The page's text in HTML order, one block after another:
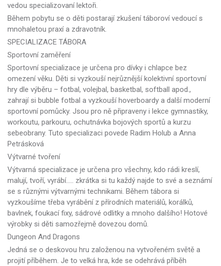
vedou specializovaní lektoři.
Během pobytu se o děti postarají zkušení táboroví vedoucí s
mnohaletou praxí a zdravotník.
SPECIALIZACE TÁBORA
Sportovní zaměření
Sportovní specializace je určena pro dívky i chlapce bez
omezení věku. Děti si vyzkouší nejrůznější kolektivní sportovní
hry dle výběru – fotbal, volejbal, basketbal, softball apod.,
zahrají si bubble fotbal a vyzkouší hoverboardy a další moderní
sportovní pomůcky. Jsou pro ně připraveny i lekce gymnastiky,
workoutu, parkouru, ochutnávka bojových sportů a kurzu
sebeobrany. Tuto specializaci povede Radim Holub a Anna
Petrásková
Výtvarné tvoření
Výtvarná specializace je určena pro všechny, kdo rádi kreslí,
malují, tvoří, vyrábí….. zkrátka si tu každý najde to své a seznámí
se s různými výtvarnými technikami. Během tábora si
vyzkoušíme třeba vyrábění z přírodních materiálů, korálků,
bavlnek, foukací fixy, sádrové odlitky a mnoho dalšího! Hotové
výrobky si děti samozřejmě dovezou domů.
Dungeon And Dragons
Jedná se o deskovou hru založenou na vytvořeném světě a
projití příběhem. Je to velká hra, kde se odehrává příběh